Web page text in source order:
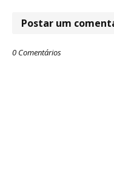
Postar um
0 Comentários